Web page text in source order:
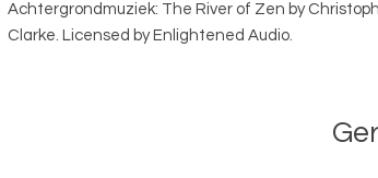
Achtergrondmuziek: The River of Zen by
Clarke. Licensed by Enlightened Audio.